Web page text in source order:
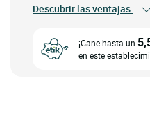
Descubrir las ventajas
¡Gane hasta un
en este